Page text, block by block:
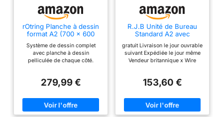
rOtring Planche à dessin
format A2 (700 x 600
Système de dessin complet
avec planche à dessin
pelliculée de chaque côté.
plastique. Règle parallèle avec
dessiner avec système de
blocage. Piètement réglable en
matière plastique.
279,99 €
R.J.B Unité de Bureau
Standard A2 avec
gratuit Livraison le jour ouvrable
suivant Expédiée le jour même
Vendeur britannique x Wire
153,60 €